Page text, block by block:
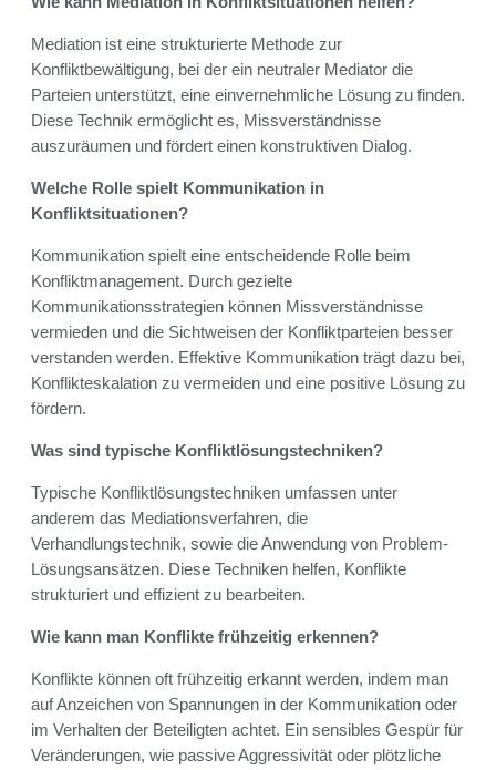
Mediation ist eine strukturierte Methode zur
Konfliktbewältigung, bei der ein neutraler Mediator die
Parteien unterstützt, eine einvernehmliche Lösung zu finden.
Diese Technik ermöglicht es, Missverständnisse
auszuräumen und fördert einen konstruktiven Dialog.
Welche Rolle spielt Kommunikation in
Konfliktsituationen?
Kommunikation spielt eine entscheidende Rolle beim
Konfliktmanagement. Durch gezielte
Kommunikationsstrategien können Missverständnisse
vermieden und die Sichtweisen der Konfliktparteien besser
verstanden werden. Effektive Kommunikation trägt dazu bei,
Konflikteskalation zu vermeiden und eine positive Lösung zu
fördern.
Was sind typische Konfliktlösungstechniken?
Typische Konfliktlösungstechniken umfassen unter
anderem das Mediationsverfahren, die
Verhandlungstechnik, sowie die Anwendung von Problem-
Lösungsansätzen. Diese Techniken helfen, Konflikte
strukturiert und effizient zu bearbeiten.
Wie kann man Konflikte frühzeitig erkennen?
Konflikte können oft frühzeitig erkannt werden, indem man
auf Anzeichen von Spannungen in der Kommunikation oder
im Verhalten der Beteiligten achtet. Ein sensibles Gespür für
Veränderungen, wie passive Aggressivität oder plötzliche